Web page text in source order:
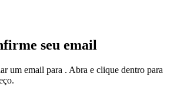
seu email
um email para . Abra e clique dentro para